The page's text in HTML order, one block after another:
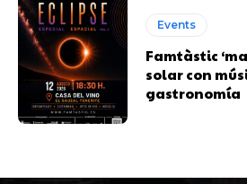
Events
Famtàstic
solar con
gastronomía